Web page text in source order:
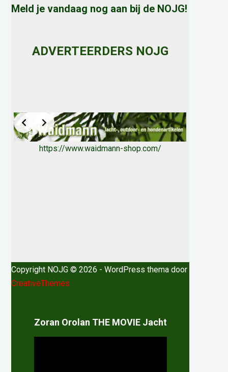
Meld je vandaag nog aan bij de NOJG!
ADVERTEERDERS NOJG
https://www.waidmann-shop.com/
Copyright NOJG © 2026 - WordPress thema door
CreativeThemes
Zoran Orolan THE MOVIE Jacht